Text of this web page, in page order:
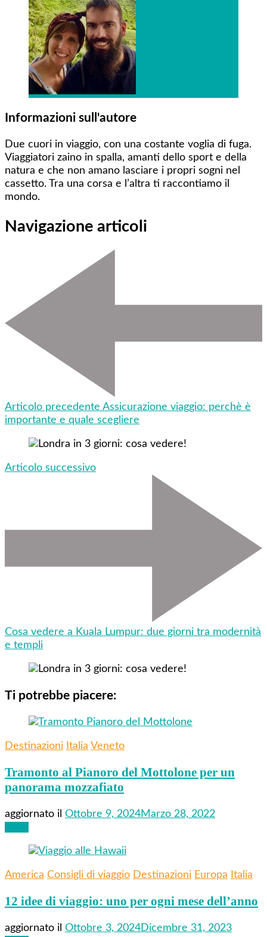
Informazioni sull'autore
Due cuori in viaggio, con una costante voglia di fuga.
Viaggiatori zaino in spalla, amanti dello sport e della
natura e che non amano lasciare i propri sogni nel
cassetto. Tra una corsa e l’altra ti raccontiamo il
mondo.
Navigazione articoli
Articolo precedente Assicurazione viaggio: perchè è
importante e quale scegliere
Articolo successivo
Cosa vedere a Kuala Lumpur: due giorni tra modernità
e templi
Ti potrebbe piacere:
Destinazioni Italia Veneto
Tramonto al Pianoro del Mottolone per un
panorama mozzafiato
aggiornato il Ottobre 9, 2024Marzo 28, 2022
America Consigli di viaggio Destinazioni Europa Italia
12 idee di viaggio: uno per ogni mese dell’anno
aggiornato il Ottobre 3, 2024Dicembre 31, 2023